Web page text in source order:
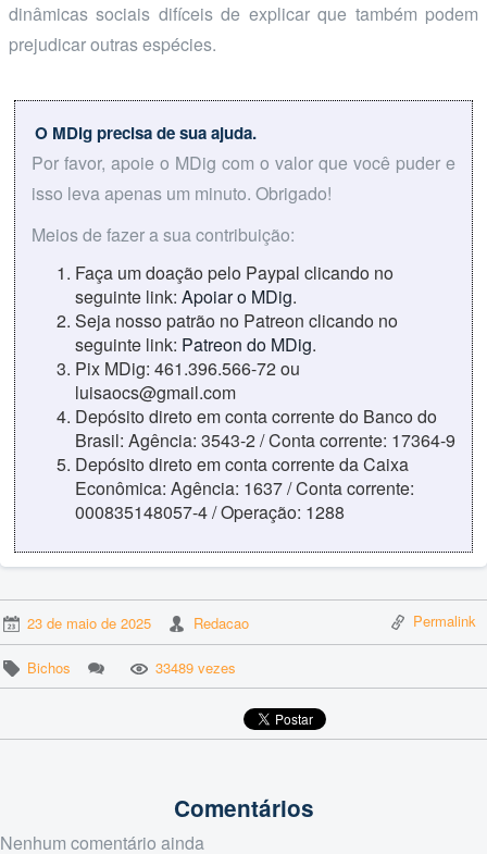
dinâmicas sociais difíceis de explicar que também podem
prejudicar outras espécies.
O MDig precisa de sua ajuda.
Por favor, apoie o MDig com o valor que você puder e
isso leva apenas um minuto. Obrigado!
Meios de fazer a sua contribuição:
Faça um doação pelo Paypal clicando no
seguinte link: Apoiar o MDig.
Seja nosso patrão no Patreon clicando no
seguinte link: Patreon do MDig.
Pix MDig: 461.396.566-72 ou
luisaocs@gmail.com
Depósito direto em conta corrente do Banco do
Brasil: Agência: 3543-2 / Conta corrente: 17364-9
Depósito direto em conta corrente da Caixa
Econômica: Agência: 1637 / Conta corrente:
000835148057-4 / Operação: 1288
23 de maio de 2025 Redacao Permalink
Bichos 33489 vezes
Comentários
Nenhum comentário ainda